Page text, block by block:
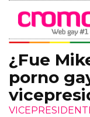
¿Fue
porno